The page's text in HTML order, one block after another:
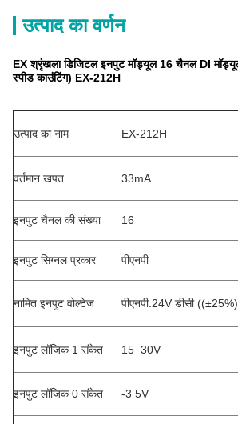
उत्पाद का वर्णन
EX श्रृंखला डिजिटल इनपुट मॉड्यूल 16 चैनल DI
स्पीड काउंटिंग) EX-212H
उत्पाद का नाम EX-212H
वर्तमान खपत 33mA
इनपुट चैनल की संख्या 16
इनपुट सिग्नल प्रकार पीएनपी
नामित इनपुट वोल्टेज पीएनपी:24V डीसी ((±25%)
इनपुट लॉजिक 1 संकेत 15 ️ 30V
इनपुट लॉजिक 0 संकेत -3 5V